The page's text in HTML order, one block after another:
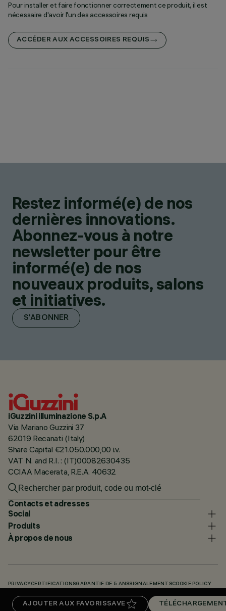
AJOUTER AUX FAVORISSAVE
Pour installer et faire fonctionner correctement ce produit, il est
nécessaire d'avoir l'un des accessoires requis
ACCÉDER AUX ACCESSOIRES REQUIS
Restez informé(e) de nos
dernières innovations.
Abonnez-vous à notre
newsletter pour être
informé(e) de nos
nouveaux produits, salons
et initiatives.
S'ABONNER
iGuzzini illuminazione S.p.A
Via Mariano Guzzini 37
62019 Recanati (Italy)
Share Capital €21.050.000,00 i.v.
VAT N. and R.I. : (IT)00082630435
CCIAA Macerata, R.E.A. 40632
Contacts et adresses
Social
Produits
À propos de nous
PRIVACY CERTIFICATIONSGARANTIE DE 5 ANSSIGNALEMENTSCOOKIE POLICY
TÉLÉCHARGEMENTS